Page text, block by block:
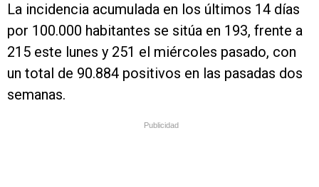
La incidencia acumulada en los últimos 14 días
por 100.000 habitantes se sitúa en 193, frente a
215 este lunes y 251 el miércoles pasado, con
un total de 90.884 positivos en las pasadas dos
semanas.
Publicidad